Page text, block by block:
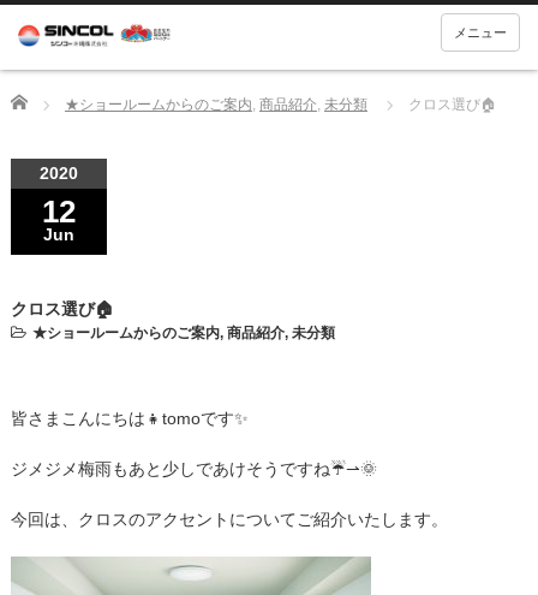
メニュー
Home ★ショールームからのご案内, 商品紹介, 未分類 クロス選び🏠
2020
12
Jun
クロス選び🏠
★ショールームからのご案内, 商品紹介, 未分類
皆さまこんにちは👧tomoです✨
ジメジメ梅雨もあと少しであけそうですね☔⇀🌞
今回は、クロスのアクセントについてご紹介いたします。